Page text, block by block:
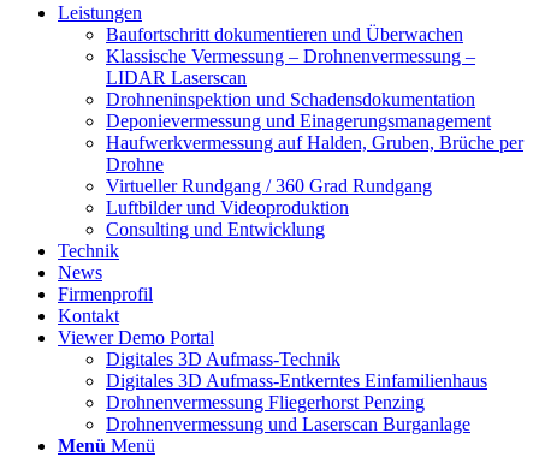
Leistungen
Baufortschritt dokumentieren und Überwachen
Klassische Vermessung – Drohnenvermessung –
LIDAR Laserscan
Drohneninspektion und Schadensdokumentation
Deponievermessung und Einagerungsmanagement
Haufwerkvermessung auf Halden, Gruben, Brüche per
Drohne
Virtueller Rundgang / 360 Grad Rundgang
Luftbilder und Videoproduktion
Consulting und Entwicklung
Technik
News
Firmenprofil
Kontakt
Viewer Demo Portal
Digitales 3D Aufmass-Technik
Digitales 3D Aufmass-Entkerntes Einfamilienhaus
Drohnenvermessung Fliegerhorst Penzing
Drohnenvermessung und Laserscan Burganlage
Menü Menü